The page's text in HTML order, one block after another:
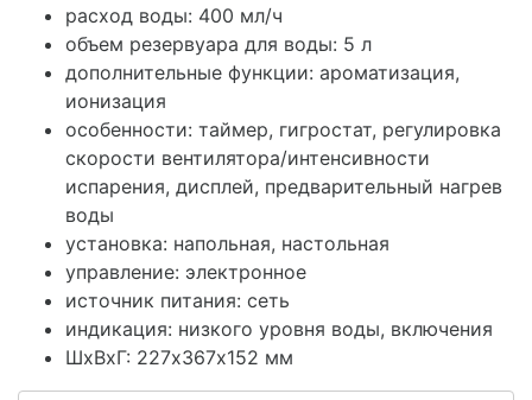
расход воды: 400 мл/ч
объем резервуара для воды: 5 л
дополнительные функции: ароматизация,
ионизация
особенности: таймер, гигростат, регулировка
скорости вентилятора/интенсивности
испарения, дисплей, предварительный нагрев
воды
установка: напольная, настольная
управление: электронное
источник питания: сеть
индикация: низкого уровня воды, включения
ШхВхГ: 227х367х152 мм